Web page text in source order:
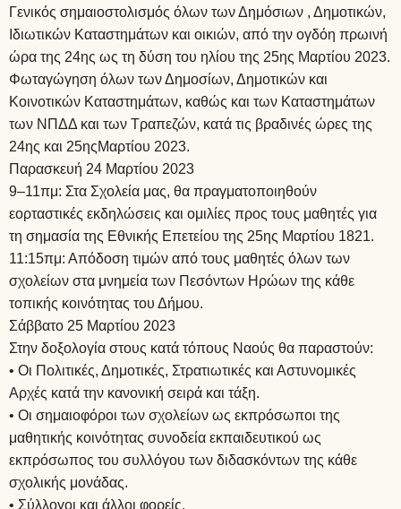
Γενικός σημαιοστολισμός όλων των Δημόσιων , Δημοτικών,
Ιδιωτικών Καταστημάτων και οικιών, από την ογδόη πρωινή
ώρα της 24ης ως τη δύση του ηλίου της 25ης Μαρτίου 2023.
Φωταγώγηση όλων των Δημοσίων, Δημοτικών και
Κοινοτικών Καταστημάτων, καθώς και των Καταστημάτων
των ΝΠΔΔ και των Τραπεζών, κατά τις βραδινές ώρες της
24ης και 25ηςΜαρτίου 2023.
Παρασκευή 24 Μαρτίου 2023
9–11πμ: Στα Σχολεία μας, θα πραγματοποιηθούν
εορταστικές εκδηλώσεις και ομιλίες προς τους μαθητές για
τη σημασία της Εθνικής Επετείου της 25ης Μαρτίου 1821.
11:15πμ: Απόδοση τιμών από τους μαθητές όλων των
σχολείων στα μνημεία των Πεσόντων Ηρώων της κάθε
τοπικής κοινότητας του Δήμου.
Σάββατο 25 Μαρτίου 2023
Στην δοξολογία στους κατά τόπους Ναούς θα παραστούν:
• Οι Πολιτικές, Δημοτικές, Στρατιωτικές και Αστυνομικές
Αρχές κατά την κανονική σειρά και τάξη.
• Οι σημαιοφόροι των σχολείων ως εκπρόσωποι της
μαθητικής κοινότητας συνοδεία εκπαιδευτικού ως
εκπρόσωπος του συλλόγου των διδασκόντων της κάθε
σχολικής μονάδας.
• Σύλλογοι και άλλοι φορείς.